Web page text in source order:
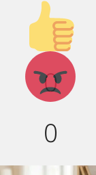
Палец
вверх!
0
Агрессия!
0